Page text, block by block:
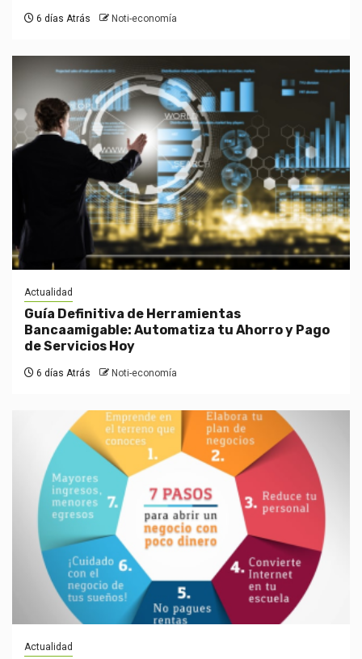
6 días Atrás Noti-economía
Actualidad
Guía Definitiva de Herramientas
Bancaamigable: Automatiza tu Ahorro y Pago
de Servicios Hoy
6 días Atrás Noti-economía
Actualidad